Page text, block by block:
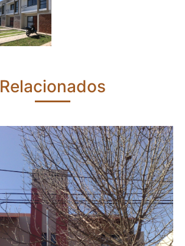
Relacionados